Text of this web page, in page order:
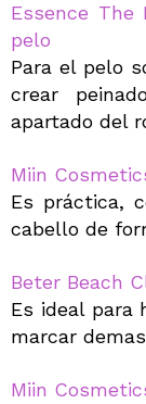
Essence
pelo
Para el pelo
crear
apartado del
Miin
Es práctica,
cabello de
Beter Beach
Es ideal para
marcar
Miin